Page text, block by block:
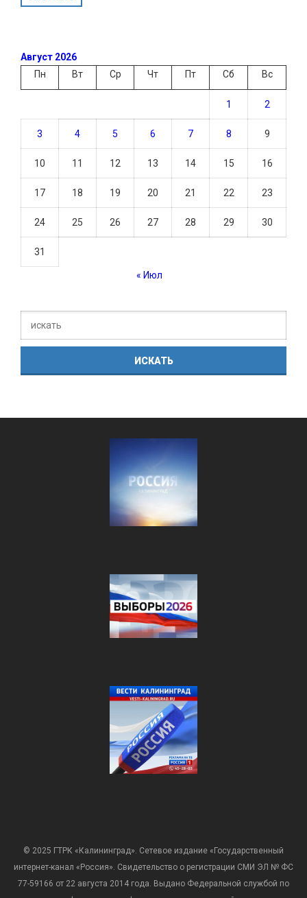
Август 2026
Пн
Вт Ср Чт Пт Сб Вс
1 2
3 4 5 6 7 8 9
10 11 12 13 14 15 16
17 18 19 20 21 22 23
24 25 26 27 28 29 30
31
« Июл
© 2025 ГТРК «Калининград». Сетевое издание «Государственный
интернет-канал «Россия». Свидетельство о регистрации СМИ ЭЛ № ФС
77-59166 от 22 августа 2014 года. Выдано Федеральной службой по